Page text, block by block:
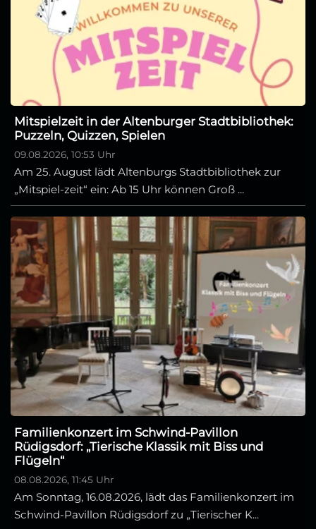
Mitspielzeit in der Altenburger Stadtbibliothek:
Puzzeln, Quizzen, Spielen
09.08.2026, 10:53 Uhr
Am 25. August lädt Altenburgs Stadtbibliothek zur
„Mitspiel-zeit“ ein: Ab 15 Uhr können Groß ...
Familienkonzert im Schwind-Pavillon
Rüdigsdorf: „Tierische Klassik mit Biss und
Flügeln“
08.08.2026, 11:45 Uhr
Am Sonntag, 16.08.2026, lädt das Familienkonzert im
Schwind-Pavillon Rüdigsdorf zu „Tierischer K...